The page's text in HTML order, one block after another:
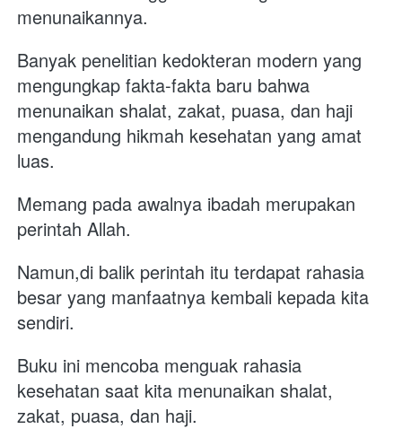
menunaikannya.
Banyak penelitian kedokteran modern yang
mengungkap fakta-fakta baru bahwa
menunaikan shalat, zakat, puasa, dan haji
mengandung hikmah kesehatan yang amat
luas.
Memang pada awalnya ibadah merupakan
perintah Allah.
Namun,di balik perintah itu terdapat rahasia
besar yang manfaatnya kembali kepada kita
sendiri.
Buku ini mencoba menguak rahasia
kesehatan saat kita menunaikan shalat,
zakat, puasa, dan haji.